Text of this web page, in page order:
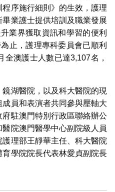
序施行細則》的生效，護理
業護士提供培訓及職業發展
業界獲取資訊和學習的便利
止，護理專科委員會已順利
澳護士人數已達3,107名，
湖醫院，以及科大醫院的現
員和表演者共同參與壓軸大
駐澳門特別行政區聯絡辦公
院澳門醫學中心副院級人員
理部王靜華主任、科大醫院
學院院長代表林愛貞副院長